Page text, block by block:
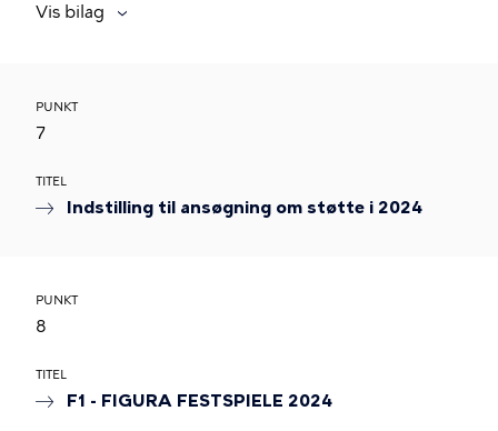
Vis bilag
PUNKT
7
TITEL
Indstilling til ansøgning om støtte i 2024
PUNKT
8
TITEL
F1 - FIGURA FESTSPIELE 2024